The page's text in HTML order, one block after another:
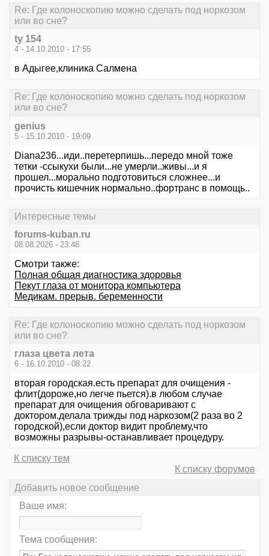
Re: Где колоноскопию можно сделать под норкозом
или во сне?
ty 154
4 - 14.10.2010 - 17:55
в Адыгее,клиника Салмена
Re: Где колоноскопию можно сделать под норкозом
или во сне?
genius
5 - 15.10.2010 - 19:09
Diana236...иди..перетерпишь...передо мной тоже
тетки -ссыкухи были...не умерли..живы...и я
прошел...морально подготовиться сложнее...и
прочисть кишечник нормально..фортранс в помощь..
Интересные темы
forums-kuban.ru
08.08.2026 - 23:48
Смотри также:
Полная общая диагностика здоровья
Пекут глаза от монитора компьютера
Медикам. прерыв. беременности
Re: Где колоноскопию можно сделать под норкозом
или во сне?
глаза цвета лета
6 - 16.10.2010 - 08:22
вторая городская.есть препарат для очищения -
флит(дороже,но легче пьется).в любом случае
препарат для очищения обговаривают с
доктором.делала трижды под наркозом(2 раза во 2
городской),если доктор видит проблему,что
возможны разрывы-останавливает процедуру.
К списку тем
К списку форумов
Добавить новое сообщение
Ваше имя:
Тема сообщения: